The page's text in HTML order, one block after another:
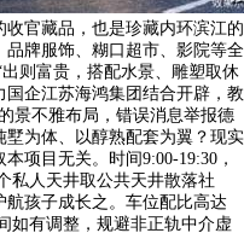
官藏品，也是珍藏内环滨江的
牌服饰、糊口超市、影院等全
则富贵，搭配水景、雕塑取休
企江苏海鸿集团结合开辟，教
景不雅布局，错误消息举报德
为体、以醇熟配套为翼？现实
项目无关。时间9:00-19:30，
私人天井取公共天井散落社
航孩子成长之。车位配比高达
如有调整，规避非正轨中介虚